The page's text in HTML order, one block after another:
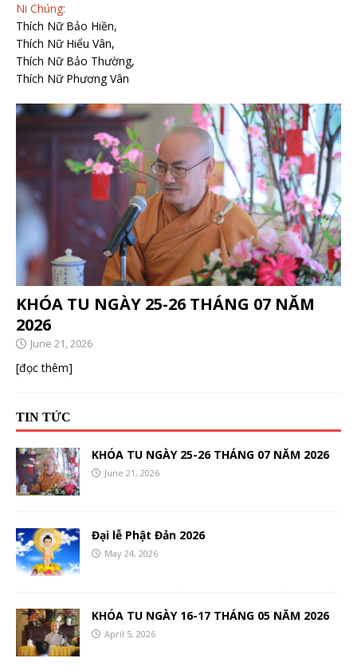
Ni Chúng:
Thích Nữ Bảo Hiền,
Thích Nữ Hiểu Vân,
Thích Nữ Bảo Thường,
Thích Nữ Phương Vân
KHÓA TU NGÀY 25-26 THÁNG 07 NĂM
2026
June 21, 2026
[đọc thêm]
TIN TỨC
KHÓA TU NGÀY 25-26 THÁNG 07 NĂM 2026
June 21, 2026
Đại lễ Phật Đản 2026
May 24, 2026
KHÓA TU NGÀY 16-17 THÁNG 05 NĂM 2026
April 5, 2026